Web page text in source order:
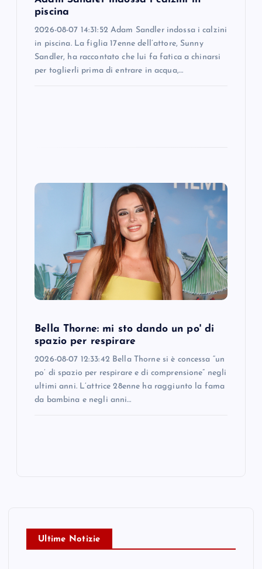
piscina
2026-08-07 14:31:52 Adam Sandler indossa i calzini
in piscina. La figlia 17enne dell’attore, Sunny
Sandler, ha raccontato che lui fa fatica a chinarsi
per toglierli prima di entrare in acqua,…
Bella Thorne: mi sto dando un po' di
spazio per respirare
2026-08-07 12:33:42 Bella Thorne si è concessa “un
po’ di spazio per respirare e di comprensione” negli
ultimi anni. L’attrice 28enne ha raggiunto la fama
da bambina e negli anni…
Ultime Notizie